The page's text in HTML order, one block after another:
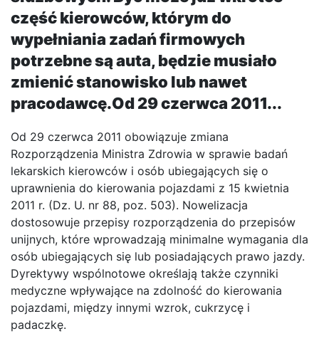
część kierowców, którym do
wypełniania zadań firmowych
potrzebne są auta, będzie musiało
zmienić stanowisko lub nawet
pracodawcę.Od 29 czerwca 2011...
Od 29 czerwca 2011 obowiązuje zmiana
Rozporządzenia Ministra Zdrowia w sprawie badań
lekarskich kierowców i osób ubiegających się o
uprawnienia do kierowania pojazdami z 15 kwietnia
2011 r. (Dz. U. nr 88, poz. 503). Nowelizacja
dostosowuje przepisy rozporządzenia do przepisów
unijnych, które wprowadzają minimalne wymagania dla
osób ubiegających się lub posiadających prawo jazdy.
Dyrektywy wspólnotowe określają także czynniki
medyczne wpływające na zdolność do kierowania
pojazdami, między innymi wzrok, cukrzycę i
padaczkę.